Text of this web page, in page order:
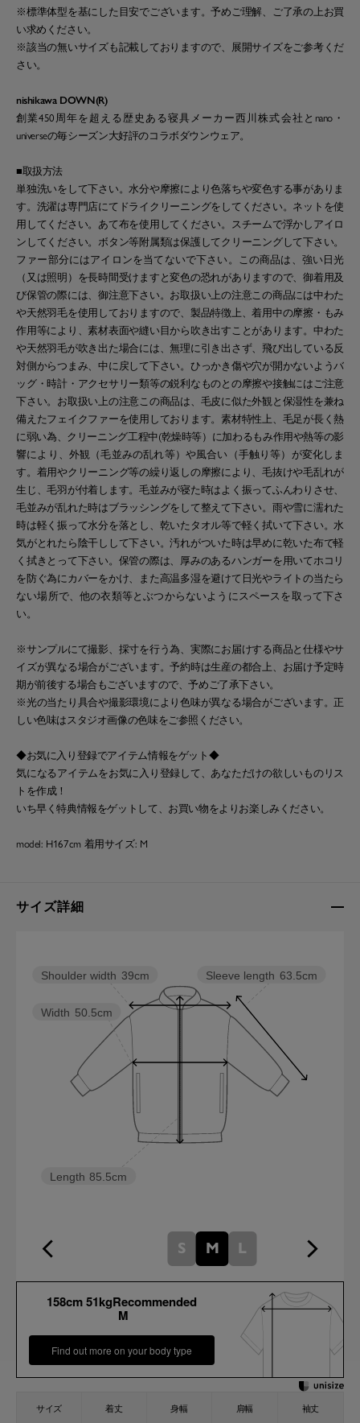
※標準体型を基にした目安でございます。予めご理解、ご了承の上お買
い求めください。
※該当の無いサイズも記載しておりますので、展開サイズをご参考くだ
さい。
nishikawa DOWN(R)
創業450周年を超える歴史ある寝具メーカー西川株式会社とnano・
universeの毎シーズン大好評のコラボダウンウェア。
■取扱方法
単独洗いをして下さい。水分や摩擦により色落ちや変色する事がありま
す。洗濯は専門店にてドライクリーニングをしてください。ネットを使
用してください。あて布を使用してください。スチームで浮かしアイロ
ンしてください。ボタン等附属類は保護してクリーニングして下さい。
ファー部分にはアイロンを当てないで下さい。この商品は、強い日光
（又は照明）を長時間受けますと変色の恐れがありますので、御着用及
び保管の際には、御注意下さい。お取扱い上の注意この商品には中わた
や天然羽毛を使用しておりますので、製品特徴上、着用中の摩擦・もみ
作用等により、素材表面や縫い目から吹き出すことがあります。中わた
や天然羽毛が吹き出た場合には、無理に引き出さず、飛び出している反
対側からつまみ、中に戻して下さい。ひっかき傷や穴が開かないようバ
ッグ・時計・アクセサリー類等の鋭利なものとの摩擦や接触にはご注意
下さい。お取扱い上の注意この商品は、毛皮に似た外観と保湿性を兼ね
備えたフェイクファーを使用しております。素材特性上、毛足が長く熱
に弱い為、クリーニング工程中(乾燥時等）に加わるもみ作用や熱等の影
響により、外観（毛並みの乱れ等）や風合い（手触り等）が変化しま
す。着用やクリーニング等の繰り返しの摩擦により、毛抜けや毛乱れが
生じ、毛羽が付着します。毛並みが寝た時はよく振ってふんわりさせ、
毛並みが乱れた時はブラッシングをして整えて下さい。雨や雪に濡れた
時は軽く振って水分を落とし、乾いたタオル等で軽く拭いて下さい。水
気がとれたら陰干しして下さい。汚れがついた時は早めに乾いた布で軽
く拭きとって下さい。保管の際は、厚みのあるハンガーを用いてホコリ
を防ぐ為にカバーをかけ、また高温多湿を避けて日光やライトの当たら
ない場所で、他の衣類等とぶつからないようにスペースを取って下さ
い。
※サンプルにて撮影、採寸を行う為、実際にお届けする商品と仕様やサ
イズが異なる場合がございます。予約時は生産の都合上、お届け予定時
期が前後する場合もございますので、予めご了承下さい。
※光の当たり具合や撮影環境により色味が異なる場合がございます。正
しい色味はスタジオ画像の色味をご参照ください。
◆お気に入り登録でアイテム情報をゲット◆
気になるアイテムをお気に入り登録して、あなただけの欲しいものリス
トを作成！
いち早く特典情報をゲットして、お買い物をよりお楽しみください。
model: H167cm 着用サイズ: M
サイズ詳細
Sleeve length 63.5cm
Length 85.5cm
Width 50.5cm
Shoulder width 39cm
S M L
158cm 51kgRecommended
M
Find out more on your body type
サイズ 着丈 身幅 肩幅 袖丈